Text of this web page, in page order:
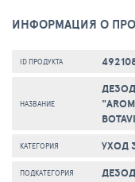
ИНФОРМАЦИЯ О
ID ПРОДУКТА
НАЗВАНИЕ
КАТЕГОРИЯ УХОД
ПОДКАТЕГОРИЯ